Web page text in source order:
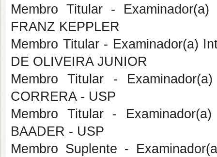
Membro Titular -
FRANZ KEPPLER
Membro Titular - Examinador(a)
DE OLIVEIRA JUNIOR
Membro Titular -
CORRERA - USP
Membro Titular -
BAADER - USP
Membro Suplente -